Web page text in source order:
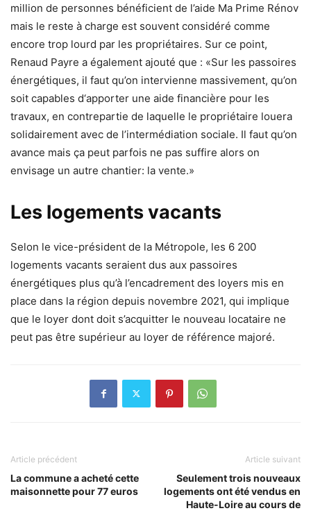
million de personnes bénéficient de l’aide Ma Prime Rénov
mais le reste à charge est souvent considéré comme
encore trop lourd par les propriétaires. Sur ce point,
Renaud Payre a également ajouté que : «Sur les passoires
énergétiques, il faut qu’on intervienne massivement, qu’on
soit capables d‘apporter une aide financière pour les
travaux, en contrepartie de laquelle le propriétaire louera
solidairement avec de l’intermédiation sociale. Il faut qu’on
avance mais ça peut parfois ne pas suffire alors on
envisage un autre chantier: la vente.»
Les logements vacants
Selon le vice-président de la Métropole, les 6 200
logements vacants seraient dus aux passoires
énergétiques plus qu’à l’encadrement des loyers mis en
place dans la région depuis novembre 2021, qui implique
que le loyer dont doit s’acquitter le nouveau locataire ne
peut pas être supérieur au loyer de référence majoré.
Article précédent
La commune a acheté cette
maisonnette pour 77 euros
Article suivant
Seulement trois nouveaux
logements ont été vendus en
Haute-Loire au cours de